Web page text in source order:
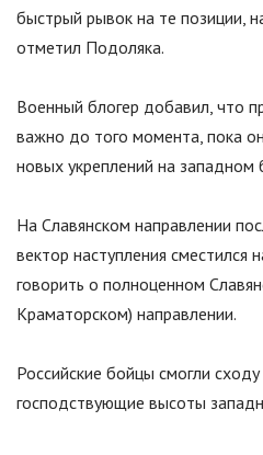
быстрый рывок на те позиции,
отметил Подоляка.
Военный блогер добавил, что
важно до того момента, пока
новых укреплений на западном
На Славянском направлении
вектор наступления сместился
говорить о полноценном
Краматорском) направлении.
Российские бойцы смогли
господствующие высоты